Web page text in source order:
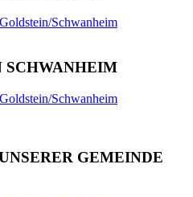
Schwanheim
SCHWANHEIM
Schwanheim
GEMEINDE